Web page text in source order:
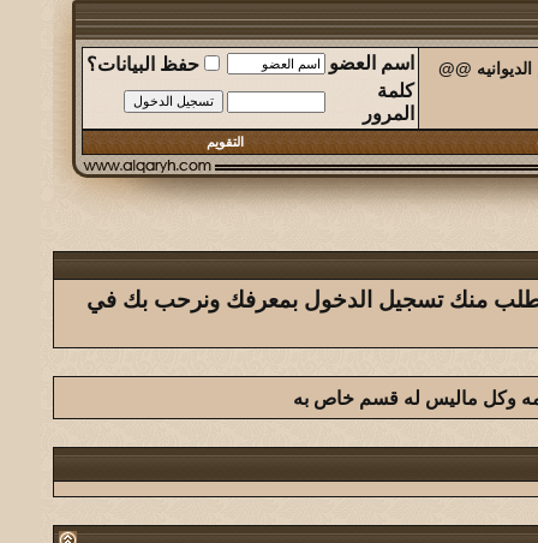
@@ اسم العضو
حفظ البيانات؟
كلمة
المرور
التقويم
يتطلب منك تسجيل الدخول بمعرفك ونرحب بك في
وكل ماليس له قسم خاص به